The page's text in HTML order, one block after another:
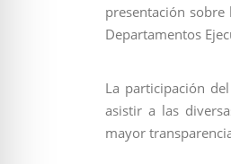
presentación
Departamentos
La participación
asistir a las
mayor